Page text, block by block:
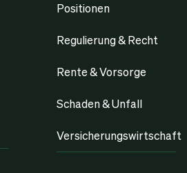
Positionen
Regulierung & Recht
Rente & Vorsorge
Schaden & Unfall
Versicherungswirtschaft